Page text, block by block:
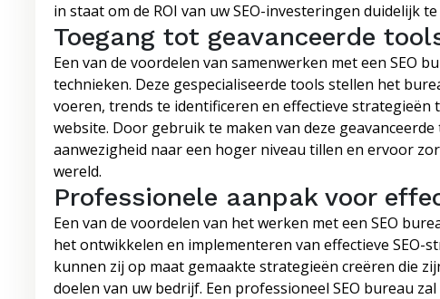
in staat om de ROI van uw SEO-investeringen duidelijk te
Toegang tot geavanceerde
Een van de voordelen van samenwerken met een SEO
technieken. Deze gespecialiseerde tools stellen het
voeren, trends te identificeren en effectieve
website. Door gebruik te maken van deze
aanwezigheid naar een hoger niveau tillen en ervoor
wereld.
Professionele aanpak voor
Een van de voordelen van het werken met een SEO
het ontwikkelen en implementeren van effectieve
kunnen zij op maat gemaakte strategieën creëren die
doelen van uw bedrijf. Een professioneel SEO bureau